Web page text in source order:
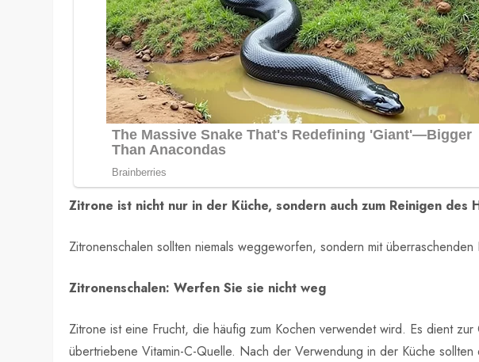
Zitrone ist nicht nur in der Küche, sondern auch zum Reinigen
Zitronenschalen sollten niemals weggeworfen, sondern mit
Zitronenschalen: Werfen Sie sie nicht weg
Zitrone ist eine Frucht, die häufig zum Kochen verwendet wird. Es dient
übertriebene Vitamin-C-Quelle. Nach der Verwendung in der Küche